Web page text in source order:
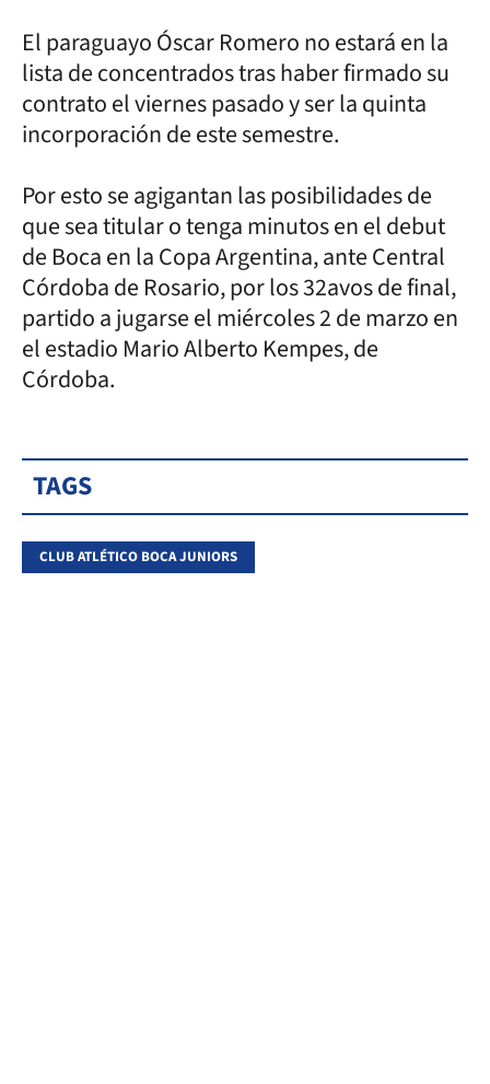
El paraguayo Óscar Romero no estará en la
lista de concentrados tras haber firmado su
contrato el viernes pasado y ser la quinta
incorporación de este semestre.
Por esto se agigantan las posibilidades de
que sea titular o tenga minutos en el debut
de Boca en la Copa Argentina, ante Central
Córdoba de Rosario, por los 32avos de final,
partido a jugarse el miércoles 2 de marzo en
el estadio Mario Alberto Kempes, de
Córdoba.
TAGS
CLUB ATLÉTICO BOCA JUNIORS